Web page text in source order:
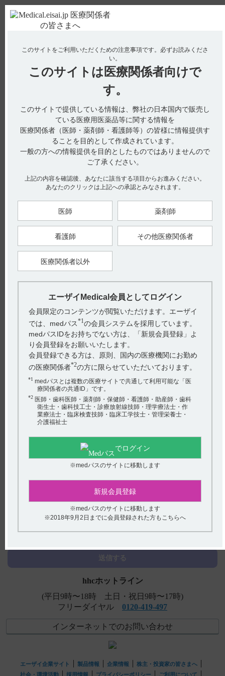
使用期限検索 Drug Information
No : 380
【デタントール】 肝機能障害の患者に関する注
意事項について教えてください。
【デタントール】
肝機能障害の患者に関する注意事項について教えてください。
電子添文には、肝機能障害のある患者の投与に関する以下の記
載があります。
本剤は主として肝で抱合を受けて糞中に排泄されるので、肝機
能の低下している患者では血中濃度が上昇するおそれがある。
【関連情報】
本剤は主として肝で抱合を受けて糞中に排泄されるので、肝機
能の低下している患者では血中濃度が上昇するおそれがある。
また、慢性肝炎合併症例において、本剤投与中にAST、ALTが
上昇したとの報告がある。（引用2）
【引用】
1）デタントール錠0.5mg・錠1mg電子添文 2022年10月改訂（第
1版） 9．特定の背景を有する患者に関する注意 9．3肝機能障
2）デタントール錠0.5mg・錠1mgインタビューフォーム 2022年
10月改訂（改訂第8版） VIII．安全性（使用上の注意等）に関
する項目 6．特定の背景を有する患者に関する注意 （3）肝機
能障害患者
【更新年月】
2023年2月
戻る
関連するQ&A
【メチコバール・錠・細粒】 承認条件（使用成績調査や
RMPなど）はありますか？
【デタントールR】 作用機序について教えてください。
【テラプチク】 食事の影響について教えてください。
【エクフィナ】 同効薬はありますか？
アンケート:ご意見をお聞かせください
(選択してください)
このサイトをご利用いただくための注意事項です。 必ずお読みくださ
い。
このサイトは 医療関係者向けで
す。
このサイトで提供している情報は、弊社の日本国内で販売し
ている医療用医薬品等に関する情報を
医療関係者（医師・薬剤師・看護師等）の皆様に情報提供す
ることを目的として作成されています。
一般の方への情報提供を目的としたものではありませんので
ご了承ください。
上記の内容を確認後、あなたに該当する項目からお進みください。
あなたのクリックは上記への承認とみなされます。
医師 薬剤師
看護師 その他医療関係者
医療関係者以外
エーザイMedical会員としてログイン
会員限定のコンテンツが閲覧いただけます。エーザイ
では、medパス*1の会員システムを採用しています。
medパスIDをお持ちでない方は、「新規会員登録」よ
り会員登録をお願いいたします。
会員登録できる方は、原則、国内の医療機関にお勤め
の医療関係者*2の方に限らせていただいております。
*1 medパスとは複数の医療サイトで共通して利用可能な「医
療関係者の共通ID」です。
*2 医師・歯科医師・薬剤師・保健師・看護師・助産師・歯科
衛生士・歯科技工士・診療放射線技師・理学療法士・作
業療法士・臨床検査技師・臨床工学技士・管理栄養士・
介護福祉士
でログイン
※medパスのサイトに移動します
新規会員登録
※medパスのサイトに移動します
※2018年9月2日までに会員登録された方もこちらへ
hhcホットライン
(平日9時〜18時 土日・祝日9時〜17時)
フリーダイヤル 0120-419-497
インターネットでのお問い合わせ
エーザイ企業サイト 製品情報 企業情報
株主・投資家の皆さまへ
社会・環境活動
採用情報 プライバシーポリシー ご利用について